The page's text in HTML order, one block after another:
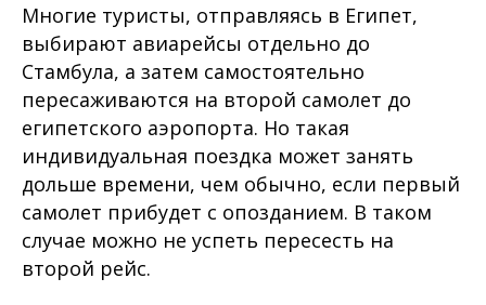
Многие туристы, отправляясь в Египет,
выбирают авиарейсы отдельно до
Стамбула, а затем самостоятельно
пересаживаются на второй самолет до
египетского аэропорта. Но такая
индивидуальная поездка может занять
дольше времени, чем обычно, если первый
самолет прибудет с опозданием. В таком
случае можно не успеть пересесть на
второй рейс.